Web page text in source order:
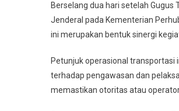
Berselang dua hari setelah
Jenderal pada Kementerian
ini merupakan bentuk sinergi
Petunjuk operasional
terhadap pengawasan dan
memastikan otoritas atau